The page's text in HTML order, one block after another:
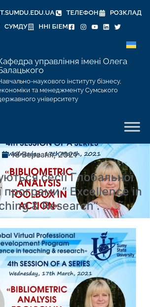
ТЕЛЕФОН
РОЗКЛАД
СУМДУ ННІ БІЕМ
управління імені Олега
наукового інституту бізнесу,
та менеджменту Сумського
університету
18 Березня, 2021
сесії Глобальної
програми ” Excellence in
& Research”.